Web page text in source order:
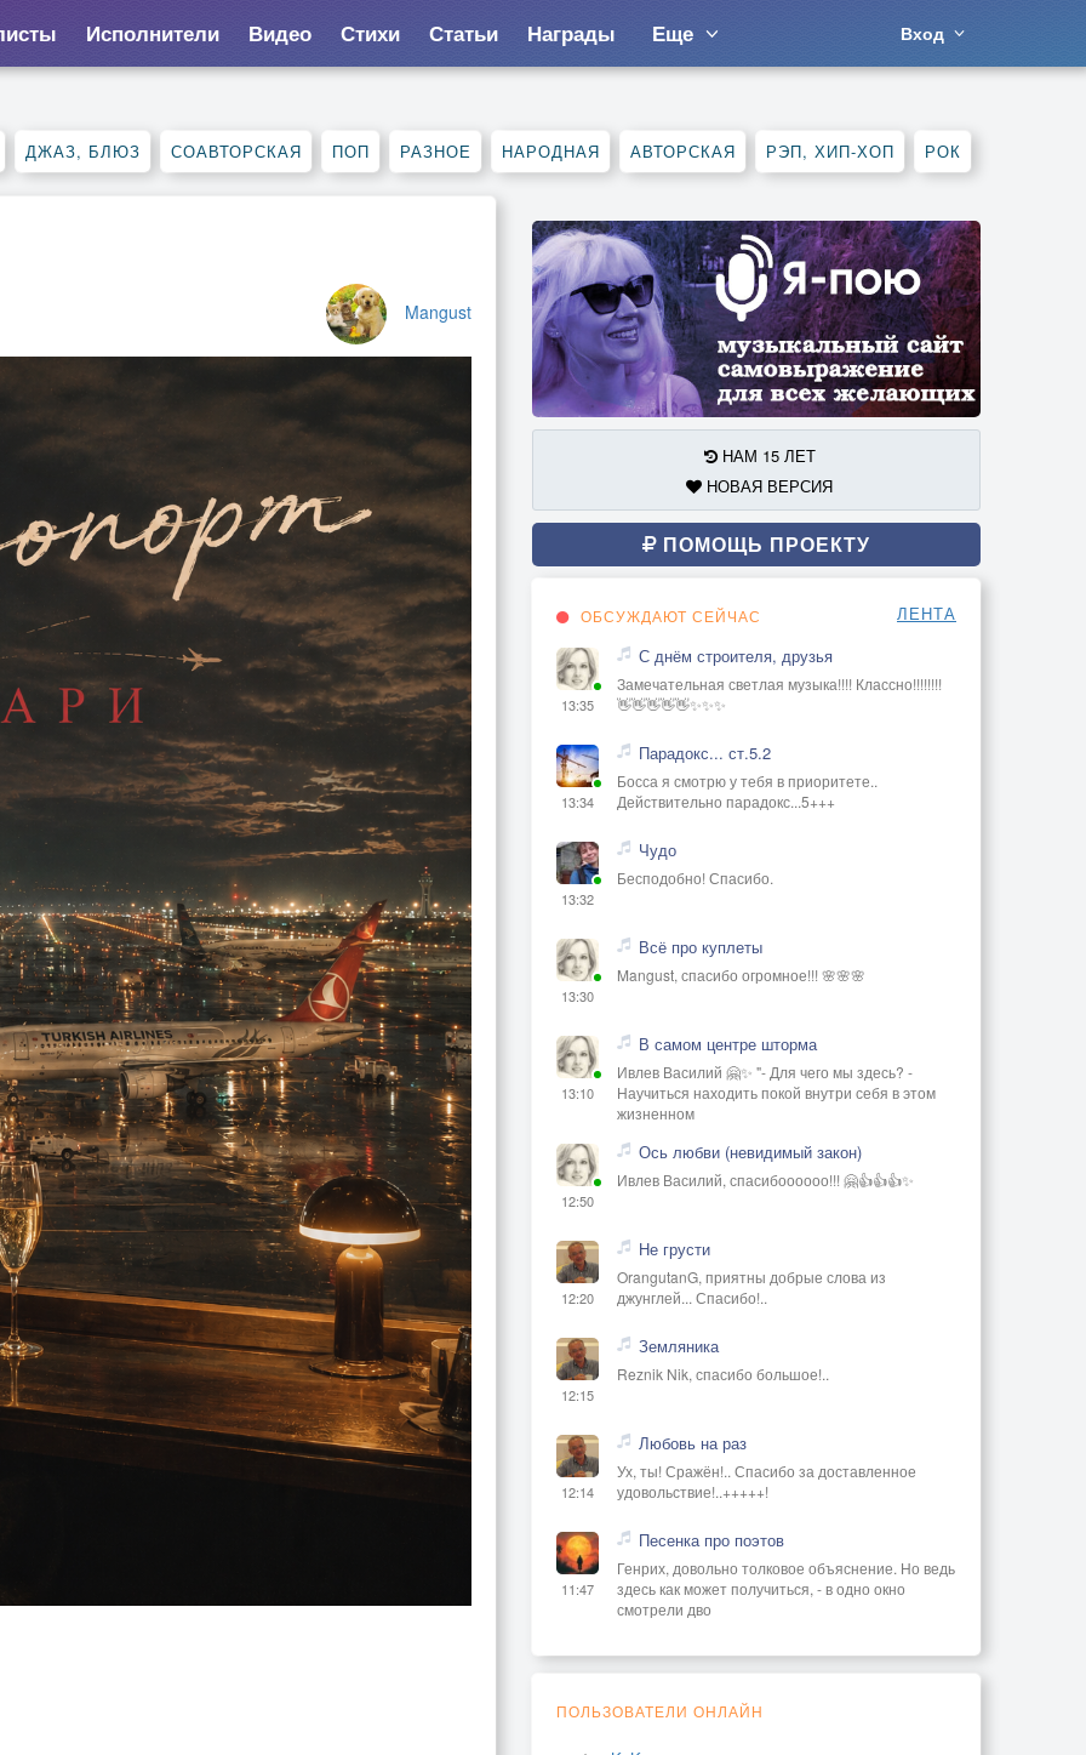
Исполнители Видео Стихи Статьи Награды Еще Вход
ДЖАЗ, БЛЮЗ СОАВТОРСКАЯ ПОП РАЗНОЕ НАРОДНАЯ АВТОРСКАЯ РЭП, ХИП-ХОП РОК
Mangust
НАМ 15 ЛЕТ
НОВАЯ ВЕРСИЯ
ПОМОЩЬ ПРОЕКТУ
ОБСУЖДАЮТ СЕЙЧАС ЛЕНТА
13:35
С днём строителя, друзья
Замечательная светлая музыка!!!! Классно!!!!!!!!
👋👋👋👋👋✨✨✨
13:34
Парадокс... ст.5.2
Босса я смотрю у тебя в приоритете..
Действительно парадокс...5+++
13:32
Чудо
Бесподобно! Спасибо.
13:30
Всё про куплеты
Mangust, спасибо огромное!!! 🌸🌸🌸
13:10
В самом центре шторма
Ивлев Василий 🤗✨ "- Для чего мы здесь? -
Научиться находить покой внутри себя в этом
жизненном
12:50
Ось любви (невидимый закон)
Ивлев Василий, спасибоооооо!!! 🤗👍👍👍✨
12:20
Не грусти
OrangutanG, приятны добрые слова из
джунглей... Спасибо!..
12:15
Земляника
Reznik Nik, спасибо большое!..
12:14
Любовь на раз
Ух, ты! Сражён!.. Спасибо за доставленное
удовольствие!..+++++!
11:47
Песенка про поэтов
Генрих, довольно толковое объяснение. Но ведь
здесь как может получиться, - в одно окно
смотрели дво
ПОЛЬЗОВАТЕЛИ ОНЛАЙН